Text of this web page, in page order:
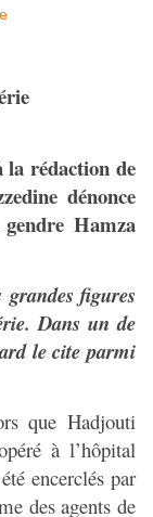
la rédaction de
dénonce
Hamza
figures
Dans un de
le cite parmi
que Hadjouti
à l’hôpital
encerclés par
des agents de